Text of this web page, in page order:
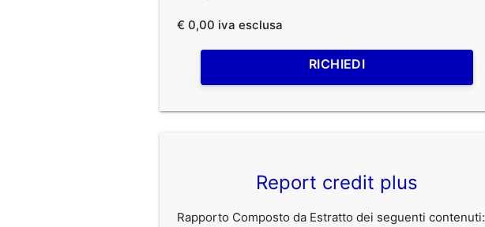
€ 0,00 iva esclusa
RICHIEDI
Report credit plus
Rapporto Composto da Estratto dei seguenti contenuti: